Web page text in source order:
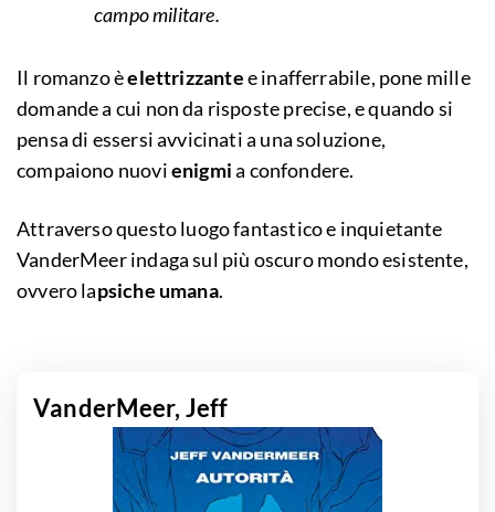
campo militare.
Il romanzo èelettrizzantee inafferrabile, pone mille
domande a cui non da risposte precise, e quando si
pensa di essersi avvicinati a una soluzione,
compaiono nuovienigmia confondere.
Attraverso questo luogo fantastico e inquietante
VanderMeer indaga sul più oscuro mondo esistente,
ovvero lapsiche umana.
VanderMeer, Jeff